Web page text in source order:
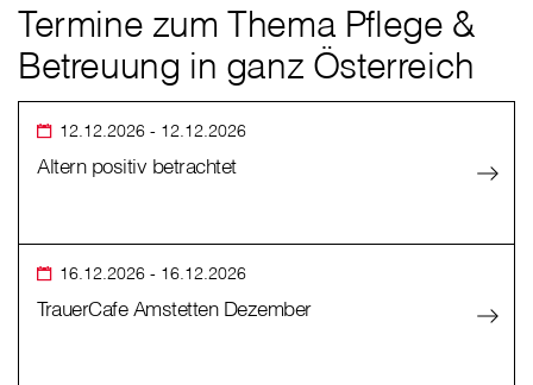
Termine zum Thema Pflege &
Betreuung in ganz Österreich
12.12.2026 - 12.12.2026
Altern positiv betrachtet
16.12.2026 - 16.12.2026
TrauerCafe Amstetten Dezember